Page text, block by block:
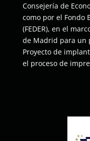
Consejería de
como por el Fondo
(FEDER), en el
de Madrid para un
Proyecto de
el proceso de